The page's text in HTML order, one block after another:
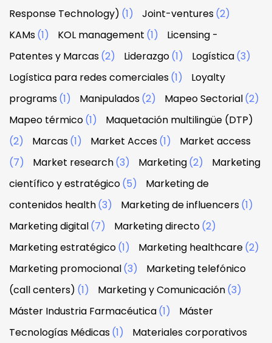
Response Technology) (1) Joint-ventures(2)
KAMs(1) KOL management (1)
Licensing -
Patentes y Marcas(2) Liderazgo(1) Logística(3)
Logística para redes comerciales(1)
Loyalty
programs(1) Manipulados(2) Mapeo Sectorial(2)
Mapeo térmico(1)
Maquetación multilingüe (DTP)
(2)
Marcas(1) Market Acces(1)
Market access
(7)
Market research(3) Marketing(2)
Marketing
científico y estratégico(5)
Marketing de
contenidos health(3) Marketing de influencers(1)
Marketing digital(7) Marketing directo(2)
Marketing estratégico(1) Marketing healthcare(2)
Marketing promocional(3)
Marketing telefónico
(call centers) (1) Marketing y Comunicación(3)
Máster Industria Farmacéutica(1)
Máster
Tecnologías Médicas(1)
Materiales corporativos